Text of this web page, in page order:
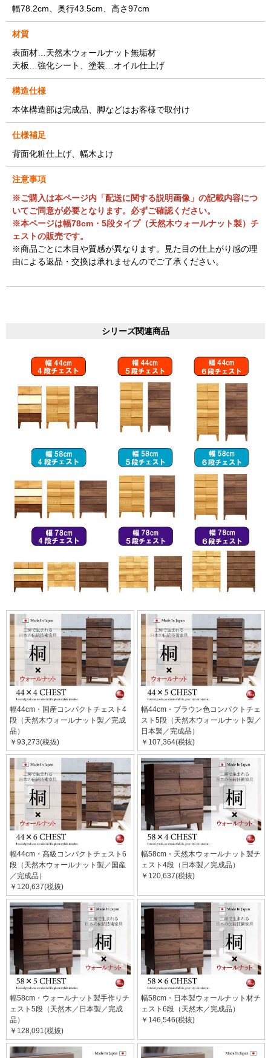
幅78.2cm、奥行43.5cm、高さ97cm
材質
表面材…天然木ウォールナット無垢材
天板…強化シート、塗装…オイル仕上げ
構造仕様
本体構造部は完成品、脚などはお客様で取付け
仕様補足
背面化粧仕上げ、幅木よけ
注意事項
※ご購入は本ページ内「配送に関する説明画像」の記載内容につ
いてご同意が必要となります。必ずご確認ください。
※本ページは幅78cm・5段タイプ（天然木ウォールナット製）チ
ェストの販売です。
※商品ごとに木目や質感が異なります。見た目の仕上がり感の理
由による返品・交換は承れませんのでご了承ください。
シリーズ関連商品
幅44cm・国産コンパクトチェスト4
段（天然木ウォールナット製／完成
品）
￥93,273(税抜)
幅44cm・ブラウン色コンパクトチェ
スト5段（天然木ウォールナット製／
日本製／完成品）
￥107,364(税抜)
幅44cm・高級コンパクトチェスト6
段（天然木ウォールナット製／国産
／完成品）
￥120,637(税抜)
幅58cm・天然木ウォールナット製チ
ェスト4段（日本製／完成品）
￥120,637(税抜)
幅58cm・ウォールナット製手作りチ
ェスト5段（天然木／日本製／完成
品）
￥128,091(税抜)
幅58cm・日本製ウォールナット材チ
ェスト6段（天然木／完成品）
￥146,546(税抜)